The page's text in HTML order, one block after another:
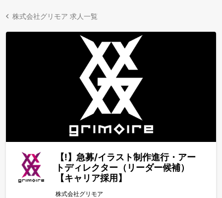
株式会社グリモア 求人一覧
【!】急募/イラスト制作進行・アー
トディレクター（リーダー候補）
【キャリア採用】
株式会社グリモア